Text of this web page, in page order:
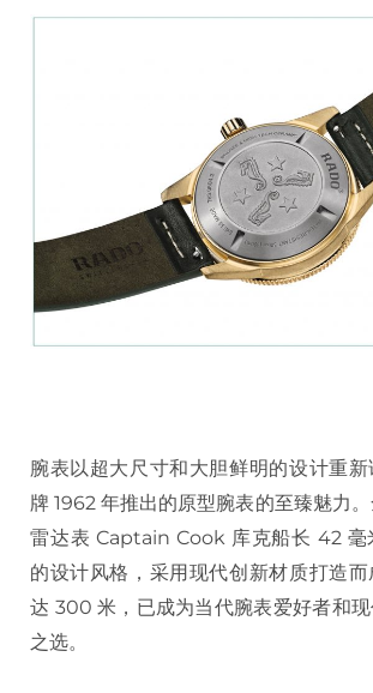
腕表以超大尺寸和大胆鲜明的设计重
牌 1962年推出的原型腕表的至臻魅力
雷达表 Captain Cook 库克船长 42 毫
的设计风格，采用现代创新材质打造
达 300 米，已成为当代腕表爱好者和
之选。